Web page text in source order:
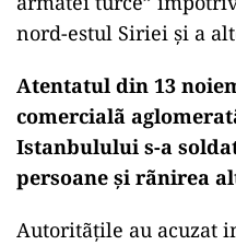
nord-estul Siriei şi a
Atentatul din 13
comercialã
Istanbulului s-a
persoane şi rãnirea
Autoritãţile au acuzat